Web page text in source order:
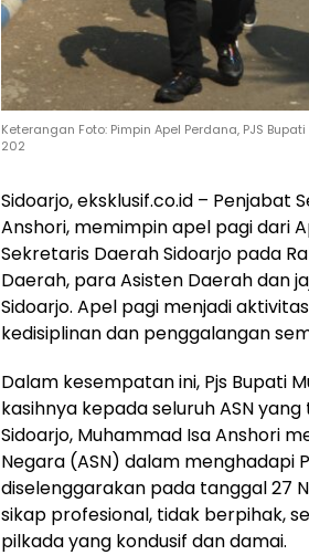
Keterangan Foto: Pimpin Apel Perdana, PJS
202
Sidoarjo, eksklusif.co.id – Penjabat
Anshori, memimpin apel pagi dari
Sekretaris Daerah Sidoarjo pada
Daerah, para Asisten Daerah dan
Sidoarjo. Apel pagi menjadi
kedisiplinan dan penggalangan
Dalam kesempatan ini, Pjs Bupati
kasihnya kepada seluruh ASN
Sidoarjo, Muhammad Isa Anshori
Negara (ASN) dalam menghadapi
diselenggarakan pada tanggal 27
sikap profesional, tidak berpihak,
pilkada yang kondusif dan damai.